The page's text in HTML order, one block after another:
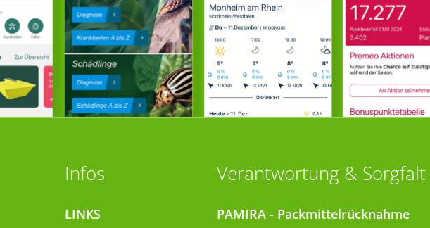
Infos
LINKS
Verantwortung & Sorgfalt
PAMIRA - Packmittelrücknahme